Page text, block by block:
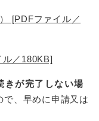
[PDFファイル／
／180KB]
が完了しない場
で、早めに申請又は